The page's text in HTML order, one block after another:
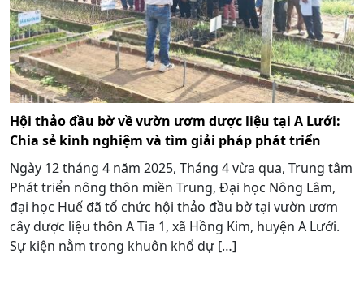
Hội thảo đầu bờ về vườn ươm dược liệu tại A Lưới:
Chia sẻ kinh nghiệm và tìm giải pháp phát triển
Ngày 12 tháng 4 năm 2025, Tháng 4 vừa qua, Trung tâm
Phát triển nông thôn miền Trung, Đại học Nông Lâm,
đại học Huế đã tổ chức hội thảo đầu bờ tại vườn ươm
cây dược liệu thôn A Tia 1, xã Hồng Kim, huyện A Lưới.
Sự kiện nằm trong khuôn khổ dự […]